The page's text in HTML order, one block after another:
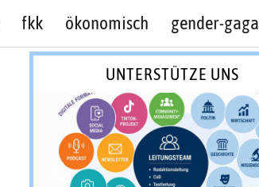
fkk ökonomisch gender-gaga
UNTERSTÜTZE UNS